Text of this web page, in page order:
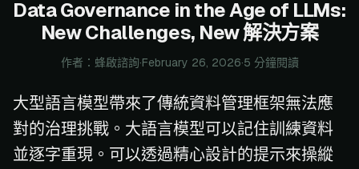
Data Governance in the Age of LLMs:
New Challenges, New 解決方案
作者：蜂啟諮詢·February 26, 2026·5 分鐘閱讀
大型語言模型帶來了傳統資料管理框架無法應
對的治理挑戰。大語言模型可以記住訓練資料
並逐字重現。可以透過精心設計的提示來操縱